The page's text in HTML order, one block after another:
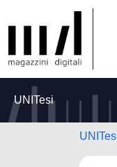
UNITesi